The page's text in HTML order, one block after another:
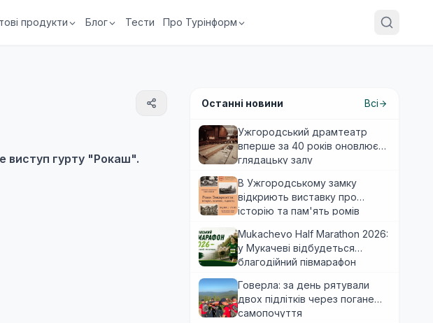
продукти Блог Тести Про Турінформ
виступ гурту "Рокаш".
Останні новини Всі
Ужгородський драмтеатр
вперше за 40 років оновлює
глядацьку залу
В Ужгородському замку
відкриють виставку про
історію та пам'ять ромів
Mukachevo Half Marathon 2026:
у Мукачеві відбудеться
благодійний півмарафон
Говерла: за день рятували
двох підлітків через погане
самопочуття